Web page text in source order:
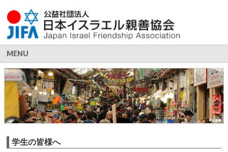
MENU
学生の皆様へ